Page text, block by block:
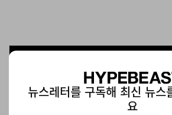
크리스마스를 뒤집다: Nike
전통적인 홀리데이 컬러를 벗어나, 석탄처럼
날카로운 그린 포인트와 다크한 악동 무드
뉴스레터를 구독해 최신 뉴스
요